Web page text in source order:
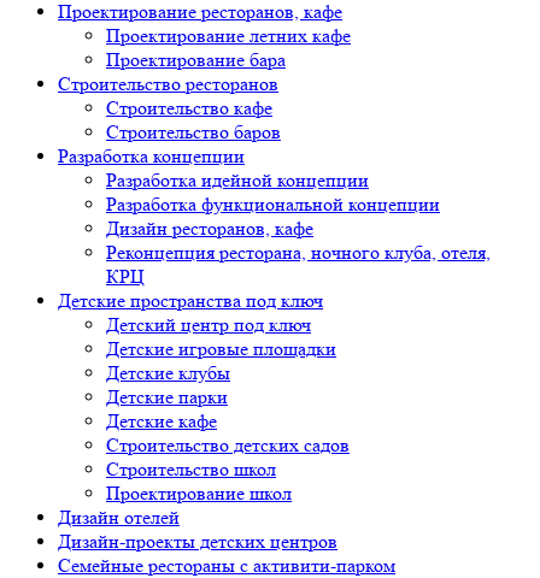
Проектирование ресторанов, кафе
Проектирование летних кафе
Проектирование бара
Строительство ресторанов
Строительство кафе
Строительство баров
Разработка концепции
Разработка идейной концепции
Разработка функциональной концепции
Дизайн ресторанов, кафе
Реконцепция ресторана, ночного клуба, отеля,
КРЦ
Детские пространства под ключ
Детский центр под ключ
Детские игровые площадки
Детские клубы
Детские парки
Детские кафе
Строительство детских садов
Строительство школ
Проектирование школ
Дизайн отелей
Дизайн-проекты детских центров
Семейные рестораны с активити-парком